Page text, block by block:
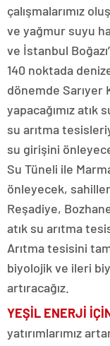
çalışmalarımız
ve yağmur suyu
ve İstanbul
140 noktada
dönemde Sarıyer
yapacağımız atık
su arıtma
su girişini
Su Tüneli ile
önleyecek,
Reşadiye,
atık su arıtma
Arıtma tesisini
biyolojik ve ileri
artıracağız.
YEŞİL ENERJİ
yatırımlarımız